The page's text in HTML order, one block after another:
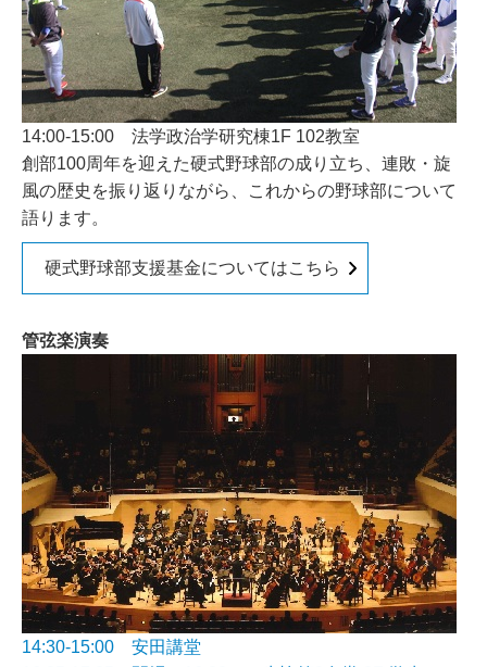
14:00-15:00 法学政治学研究棟1F 102教室
創部100周年を迎えた硬式野球部の成り立ち、連敗・旋
風の歴史を振り返りながら、これからの野球部について
語ります。
硬式野球部支援基金についてはこちら
管弦楽演奏
14:30-15:00 安田講堂